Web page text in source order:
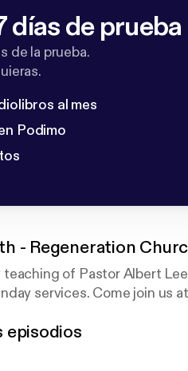
días de prueba
de la prueba.
al mes
Podimo
- Regeneration
teaching of Pastor Albert
services. Come join us
episodios